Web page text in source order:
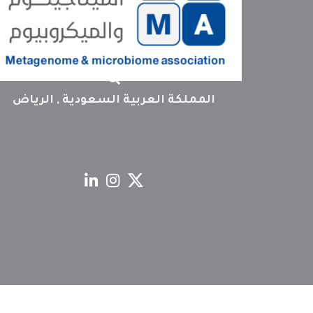
المملكة العربية السعودية , الرياض